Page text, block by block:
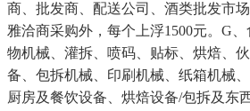
商、批发商、配送公司、酒类批发市
雅洽商采购外，每个上浮1500元。G
物机械、灌拆、喷码、贴标、烘焙、
备、包拆机械、印刷机械、纸箱机械
厨房及餐饮设备、烘焙设备/包拆及东